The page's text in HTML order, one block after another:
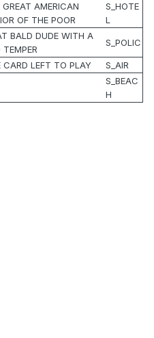
GREAT AMERICAN
OF THE POOR
S_HOTE
L
BALD DUDE WITH A
TEMPER
S_POLIC
CARD LEFT TO PLAY S_AIR
S_BEAC
H